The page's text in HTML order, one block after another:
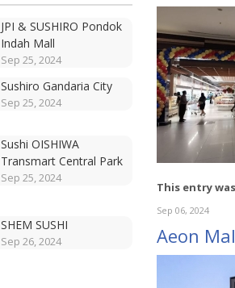
JPI & SUSHIRO Pondok
Indah Mall
Sep 25, 2024
Sushiro Gandaria City
Sep 25, 2024
Sushi OISHIWA
Transmart Central Park
Sep 25, 2024
SHEM SUSHI
Sep 26, 2024
This entry
Sep 06, 2024
Aeon